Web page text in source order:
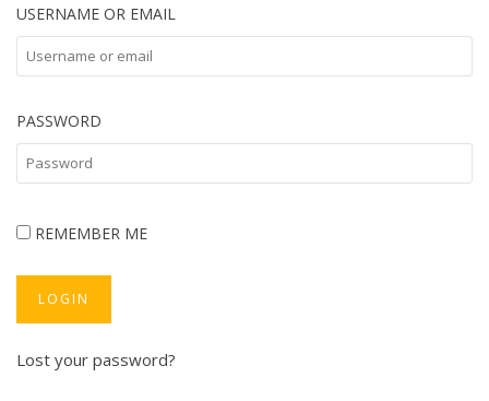
USERNAME OR EMAIL
PASSWORD
REMEMBER ME
LOGIN
Lost your password?